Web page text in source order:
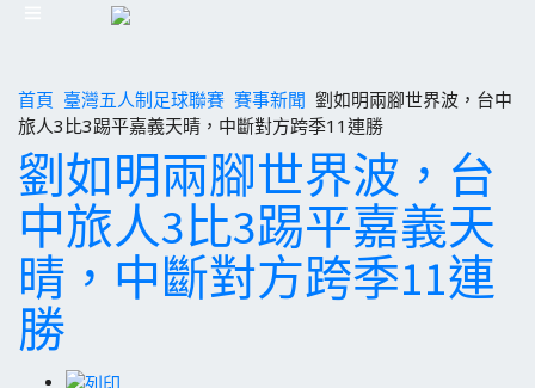
首頁 臺灣五人制足球聯賽 賽事新聞 劉如明兩腳世界波，台中
旅人3比3踢平嘉義天晴，中斷對方跨季11連勝
劉如明兩腳世界波，台
中旅人3比3踢平嘉義天
晴，中斷對方跨季11連
勝